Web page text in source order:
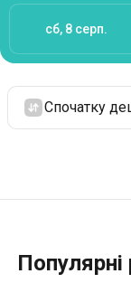
сб, 8 серп.
Спочатку
Популярні